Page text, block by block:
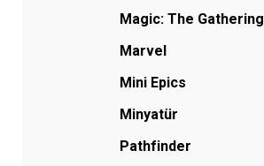
Magic: The Gathering
Marvel
Mini Epics
Minyatür
Pathfinder